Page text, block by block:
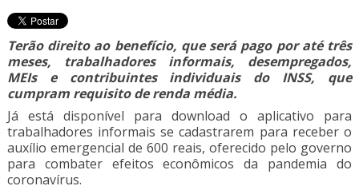
Terão direito ao benefício, que será pago por até três
meses, trabalhadores informais, desempregados,
MEIs e contribuintes individuais do INSS, que
cumpram requisito de renda média.
Já está disponível para download o aplicativo para
trabalhadores informais se cadastrarem para receber o
auxílio emergencial de 600 reais, oferecido pelo governo
para combater efeitos econômicos da pandemia do
coronavírus.